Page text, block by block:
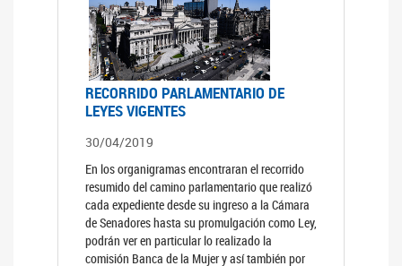
RECORRIDO PARLAMENTARIO DE
LEYES VIGENTES
30/04/2019
En los organigramas encontraran el recorrido
resumido del camino parlamentario que realizó
cada expediente desde su ingreso a la Cámara
de Senadores hasta su promulgación como Ley,
podrán ver en particular lo realizado la
comisión Banca de la Mujer y así también por